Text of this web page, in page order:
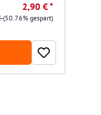
2,90 € *
(50.76% gespart)